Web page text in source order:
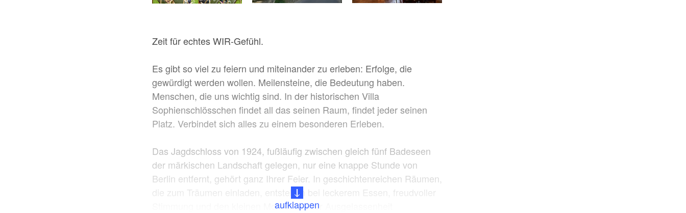
Zeit für echtes WIR-Gefühl.
Es gibt so viel zu feiern und miteinander zu erleben: Erfolge, die
gewürdigt werden wollen. Meilensteine, die Bedeutung haben.
Menschen, die uns wichtig sind. In der historischen Villa
Sophienschlösschen findet all das seinen Raum, findet jeder seinen
Platz. Verbindet sich alles zu einem besonderen Erleben.
Das Jagdschloss von 1924, fußläufig zwischen gleich fünf Badeseen
der märkischen Landschaft gelegen, nur eine knappe Stunde von
Berlin entfernt, gehört ganz Ihrer Feier. In geschichtenreichen Räumen,
die zum Träumen einladen, entstehen bei leckerem Essen, freudvoller
Stimmung und den kleinen Momenten der Ausgelassenheit
aufklappen